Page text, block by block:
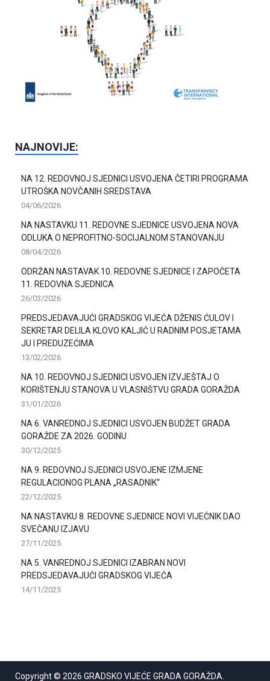
NAJNOVIJE:
NA 12. REDOVNOJ SJEDNICI USVOJENA ČETIRI PROGRAMA
UTROŠKA NOVČANIH SREDSTAVA
04/06/2026
NA NASTAVKU 11. REDOVNE SJEDNICE USVOJENA NOVA
ODLUKA O NEPROFITNO-SOCIJALNOM STANOVANJU
08/04/2026
ODRŽAN NASTAVAK 10. REDOVNE SJEDNICE I ZAPOČETA
11. REDOVNA SJEDNICA
26/03/2026
PREDSJEDAVAJUĆI GRADSKOG VIJEĆA DŽENIS ĆULOV I
SEKRETAR DELILA KLOVO KALJIĆ U RADNIM POSJETAMA
JU I PREDUZEĆIMA
13/02/2026
NA 10. REDOVNOJ SJEDNICI USVOJEN IZVJEŠTAJ O
KORIŠTENJU STANOVA U VLASNIŠTVU GRADA GORAŽDA
31/01/2026
NA 6. VANREDNOJ SJEDNICI USVOJEN BUDŽET GRADA
GORAŽDE ZA 2026. GODINU
30/12/2025
NA 9. REDOVNOJ SJEDNICI USVOJENE IZMJENE
REGULACIONOG PLANA „RASADNIK“
22/12/2025
NA NASTAVKU 8. REDOVNE SJEDNICE NOVI VIJEĆNIK DAO
SVEČANU IZJAVU
27/11/2025
NA 5. VANREDNOJ SJEDNICI IZABRAN NOVI
PREDSJEDAVAJUĆI GRADSKOG VIJEĆA
14/11/2025
Copyright © 2026 GRADSKO VIJEĆE GRADA GORAŽDA.